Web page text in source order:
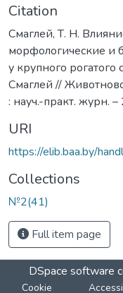
Citation
Смаглей, Т. Н.
морфологические и
у крупного
Смаглей //
: науч.-практ. журн.
URI
https://elib.baa.by/
Collections
№2(41)
Full item page
DSpace software
Cookie